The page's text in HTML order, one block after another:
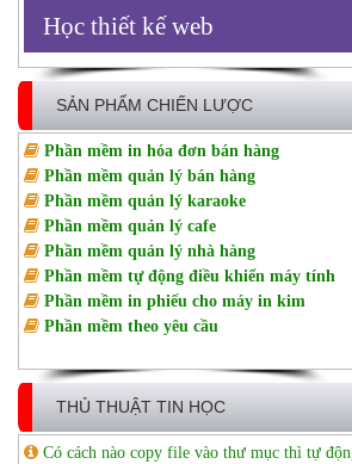
Học thiết kế web
SẢN PHẨM CHIẾN LƯỢC
Phần mềm in hóa đơn bán hàng
Phần mềm quản lý bán hàng
Phần mềm quản lý karaoke
Phần mềm quản lý cafe
Phần mềm quản lý nhà hàng
Phần mềm tự động điều khiển máy tính
Phần mềm in phiếu cho máy in kim
Phần mềm theo yêu cầu
THỦ THUẬT TIN HỌC
Có cách nào copy file vào thư mục thì tự